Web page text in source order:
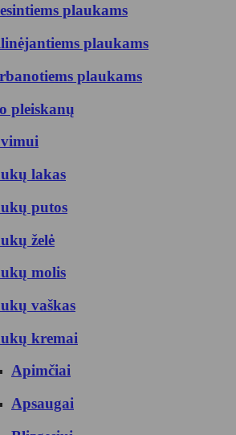
plaukams
plaukams
plaukams
pleiskanų
lakas
putos
želė
molis
vaškas
kremai
Apimčiai
Apsaugai